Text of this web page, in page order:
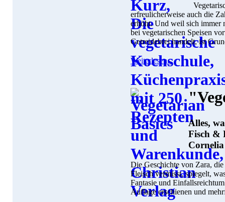
erfreulicherweise auch die
erhöht. Und weil sich immer
bei vegetarischen Speisen
Getreidebrei handelt, ist
Weiterlesen...
Alles,
Fisch &
Die Geschichte von Zara,
Fleisch vermisst, spiegelt,
Fantasie und
Auflage erschienen und